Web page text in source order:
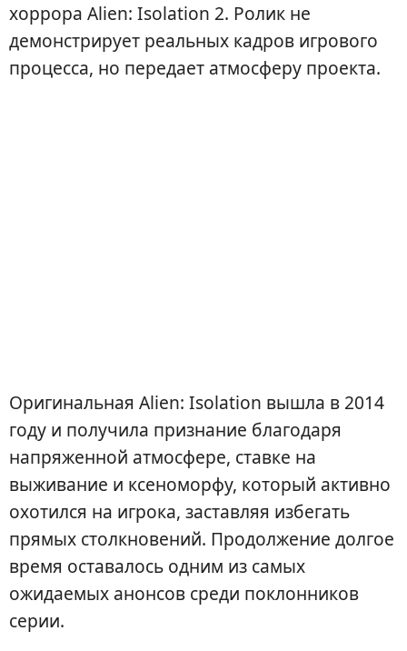
хоррора Alien: Isolation 2. Ролик не
демонстрирует реальных кадров игрового
процесса, но передает атмосферу проекта.
Оригинальная Alien: Isolation вышла в 2014
году и получила признание благодаря
напряженной атмосфере, ставке на
выживание и ксеноморфу, который активно
охотился на игрока, заставляя избегать
прямых столкновений. Продолжение долгое
время оставалось одним из самых
ожидаемых анонсов среди поклонников
серии.